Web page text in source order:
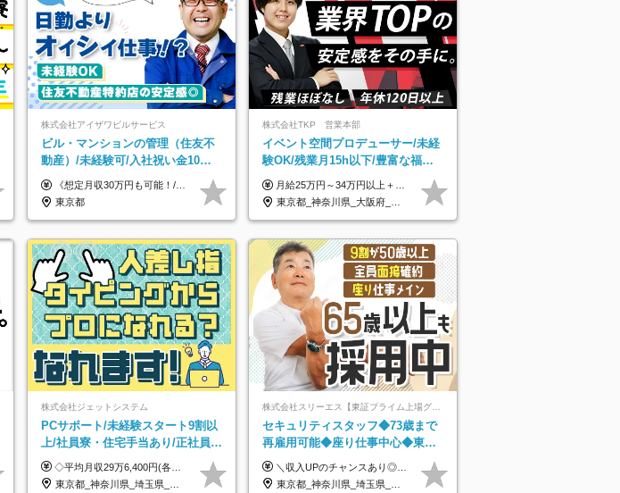
株式会社アイザワビルサービス
ビル・マンションの管理（住友不
動産）/未経験可/入社祝い金10万
円/月収30万円可/40～50代活
躍/S102
《想定月収30万円も可能！/想定年収380万円》 ■月給24万5000円以上＋賞与年2回(2カ月/2025年実績)＋時間外手当＋資格手当＋役職手当＋交通費 ………… ≪昇給、賞与、および各種諸手当について≫ ◇入社お祝い金（10万円 ※3カ月精勤後支給） ◇昇給/年1回 ◇賞与/年2回(2カ月/2025年実績) ◇時間外手当 ◇資格手当 └・ビル設備管理技能士1級（1万円/月） ・ビル設備管理技能士2級（5000円/月） ・建築物環境衛生管理技術者（1万円/月） ・防火管理技能者（3000円/月） ・消防設備士乙4類（3000円/月） 他 ◇役職手当 └・班長/サブリーダー/リーダー（5000円～2万円/月） ◇物件手当（最大2万円 ※物件により異なる） ◇退職金あり ※経験・年齢・能力を考慮した上、当社規定により優遇いたします。 ※3カ月の試用期間あり。その間の給与や福利厚生に差異はありません。 《モデル年収》 ・入社1年/35歳：年収380万円 ・入社3年/38歳：年収400万円
東京都
株式会社TKP 営業本部
イベント空間プロデューサー/未経
験OK/残業月15h以下/豊富な福利
厚生/全国募集/平均有給取得日数
14.9日
月給25万円～34万円以上＋各種手当＋残業代＋賞与年2回（昨年度2～4ヶ月分） 初年度想定年収：350万円～ ＜クラス・経験別の月給目安＞ ■メンバークラス：月給25万円以上 ■店長やSVなどのマネジメント経験者：月給30万円～スタート可 ■リーダークラス：月給34万円以上 ※月給は配属エリア・経験・能力を考慮して決定します（前職の経験・収入をお聞かせください）。 ※上記にはみなし残業手当20～30時間分（メンバー：3万1134円以上、経験5年以上：5万2448円以上、リーダー：5万9441円以上）を含みます。 ※超過分は別途支給いたします。
東京都_神奈川県_大阪府_愛知県_北海道_宮城県_静岡県_京都府_広島県_福岡県
株式会社ジェットシステム
PCサポート/未経験スタート9割以
上/社員寮・住宅手当あり/正社員デ
ビューOK/20代～30代活躍中/全国
募集
◇平均月収29万6,400円(各種手当含む) ◇住宅手当⇒最大家賃の半額支給 ◇賞与年2回支給 ■月給22万5,000円以上＋地域手当＋時間外手当＋住宅手当＋家族手当 ※経験やスキルに応じて給与を決定します ※試用期間2ヶ月あり（期間内は時給1,060円以上となります） └地域により上がる可能性があり／例：東京都時給1,370円 └その他待遇に差異なし ＜モデル月収例＞ 1年目：296,400円 3年目：320,000円 【固定残業代について】 なし（残業代は、実際の労働時間に応じて別途全額支給）
東京都_神奈川県_埼玉県_千葉県_大阪府_愛知県_北海道_青森県_岩手県_宮城県_秋田県_山形県_福島県_茨城県_群馬県_新潟県_山梨県_長野県_富山県_石川県_静岡県_岐阜県_三重県_兵庫県_京都府_滋賀県_奈良県_和歌山県_広島県_岡山県_鳥取県_島根県_山口県_徳島県_香川県_愛媛県_高知県_福岡県_熊本県_佐賀県_長崎県_大分県_宮崎県_沖縄県
株式会社スリーエス【東証プライム上場グループ】
セキュリティスタッフ◆73歳まで
再雇用可能◆座り仕事中心◆東証
プライム上場G◆応募者全員面接
◆賞与年2回
＼収入UPのチャンスあり◎昇給も可能です！／ ◆正社員 月給(地域による）＋グレード手当、深夜手当、残業代（全額支給）等の各種手当＋賞与年2回 ＜東京都／神奈川県（横浜市）＞ 月給21万4000円～27万円 ＜埼玉県／千葉県＞ 月給19万90000円～25万1000円 ＜栃木県／茨城県／山梨県＞ 月給18万4000円～23万6000円 【試用期間】 正社員：3ヵ月 アルバイト：なし ※試用期間と本採用後の給与・待遇に差異はありません ※グレード手当、深夜手当の詳細額は面接にてご案内させていただきます ※正社員は60歳定年のため、60代の方は嘱託社員での採用です。給与条件は嘱託給与となり、退職金と賞与がありません ＼正社員は「グレード認定制」という評価あり！制度勤続年数等に応じて入社時から手当を支給／ ◆グレードI：＋2000円（入社時～） ◆グレードII：＋5000円（在籍1年以上＆当社基準に当てはまる方） ◆グレードIII：＋1万円（社内試験の合格者） ◆アルバイト・パート 東京都:時給1226円 神奈川県:時給1225円 千葉県：時給1140円 埼玉県:時給1141円 栃木県:1068円 茨城県:1074円 山梨県:1052円
東京都_神奈川県_埼玉県_千葉県_茨城県_栃木県_山梨県